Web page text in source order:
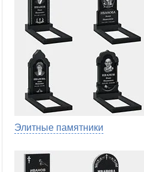
Элитные памятники